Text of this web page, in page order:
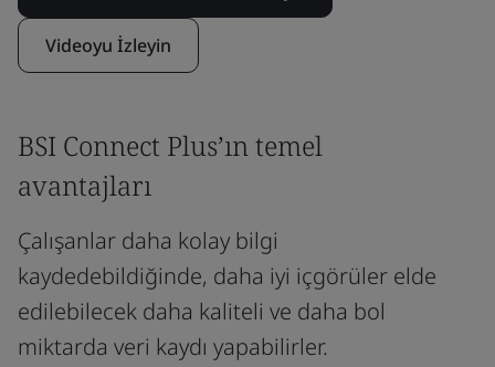
Videoyu İzleyin
BSI Connect Plus’ın temel
avantajları
Çalışanlar daha kolay bilgi
kaydedebildiğinde, daha iyi içgörüler elde
edilebilecek daha kaliteli ve daha bol
miktarda veri kaydı yapabilirler.